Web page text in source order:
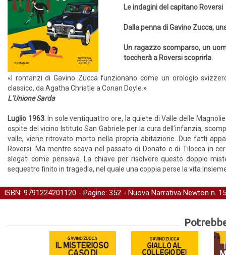
Le indagini del capitano Roversi
Dalla penna di Gavino Zucca,
Un ragazzo scomparso, un
toccherà a Roversi scoprirla.
«I romanzi di Gavino Zucca funzionano come un orologio
classico, da Agatha Christie a Conan Doyle.»
L’Unione Sarda
Luglio 1963. In sole ventiquattro ore, la quiete di Valle delle
ospite del vicino Istituto San Gabriele per la cura dell’infanzia,
valle, viene ritrovato morto nella propria abitazione. Due fatti
Roversi. Ma mentre scava nel passato di Donato e di Tilocca in
slegati come pensava. La chiave per risolvere questo doppio
sequestro finito in tragedia, nel quale una coppia perse la vita
ISBN: 9791224201120 - Pagine: 352 - Nuova Narrativa Newton n.